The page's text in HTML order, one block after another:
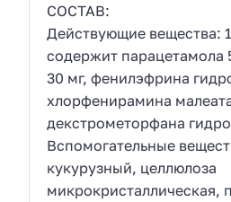
СОСТАВ:
Действующие вещества:
содержит парацетамола
30 мг, фенилэфрина
хлорфенирамина
декстрометорфана
Вспомогательные
кукурузный, целлюлоза
микрокристаллическая,